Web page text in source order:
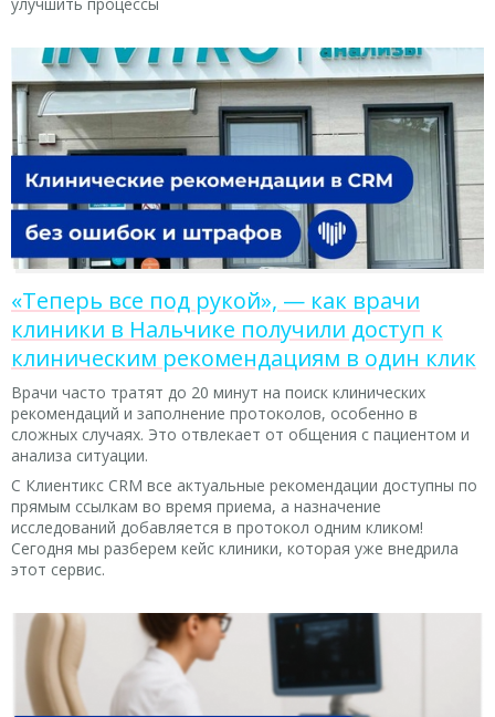
«Теперь все под рукой», — как врачи
клиники в Нальчике получили доступ к
клиническим рекомендациям в один клик
Врачи часто тратят до 20 минут на поиск клинических
рекомендаций и заполнение протоколов, особенно в
сложных случаях. Это отвлекает от общения с пациентом и
анализа ситуации.
С Клиентикс CRM все актуальные рекомендации доступны по
прямым ссылкам во время приема, а назначение
исследований добавляется в протокол одним кликом!
Сегодня мы разберем кейс клиники, которая уже внедрила
этот сервис.